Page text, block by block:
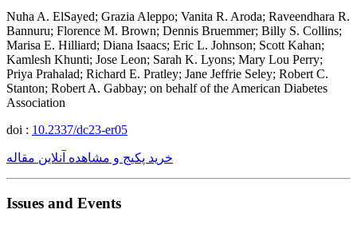
Nuha A. ElSayed; Grazia Aleppo; Vanita R. Aroda; Raveendhara R.
Bannuru; Florence M. Brown; Dennis Bruemmer; Billy S. Collins;
Marisa E. Hilliard; Diana Isaacs; Eric L. Johnson; Scott Kahan;
Kamlesh Khunti; Jose Leon; Sarah K. Lyons; Mary Lou Perry;
Priya Prahalad; Richard E. Pratley; Jane Jeffrie Seley; Robert C.
Stanton; Robert A. Gabbay; on behalf of the American Diabetes
Association
doi : 10.2337/dc23-er05
خرید پکیج و مشاهده آنلاین مقاله
Issues and Events